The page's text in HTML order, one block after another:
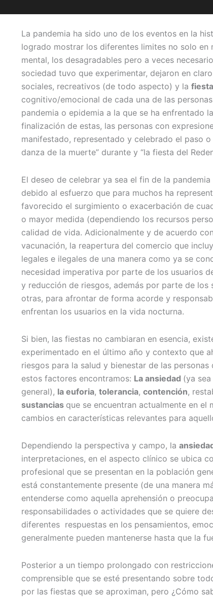
La pandemia ha sido uno de los eventos en la
logrado mostrar los diferentes limites no solo
mental, los desagradables pero a veces
sociedad tuvo que experimentar, dejaron en
sociales, recreativos (de todo aspecto) y lafiesta
cognitivo/emocional de cada una de las
pandemia o epidemia a la que se ha enfrentado
finalización de estas, las personas con
manifestado, representado y celebrado el paso
danza de la muerte” durante y “la fiesta del
El deseo de celebrar ya sea el fin de la
debido al esfuerzo que para muchos ha
favorecido el surgimiento o exacerbación de
o mayor medida (dependiendo los recursos
calidad de vida. Adicionalmente y de acuerdo
vacunación, la reapertura del comercio que
legales e ilegales de una manera como ya se
necesidad imperativa por parte de los usuarios
y reducción de riesgos, además por parte de
otras, para afrontar de forma acorde y
enfrentan los usuarios en la vida nocturna.
Si bien, las fiestas no cambiaran en esencia,
experimentado en el último año y contexto que
riesgos para la salud y bienestar de las
estos factores encontramos: La ansiedad (ya
general), la euforia,tolerancia,contención,
sustancias que se encuentran actualmente en el
cambios en características relevantes para
Dependiendo la perspectiva y campo, la
interpretaciones, en el aspecto clínico se ubica
profesional que se presentan en la población
está constantemente presente (de una manera
entenderse como aquella aprehensión o
responsabilidades o actividades que se quiere
diferentes respuestas en los pensamientos,
generalmente pueden mantenerse hasta que la
Posterior a un tiempo prolongado con
comprensible que se esté presentando sobre
por las fiestas que se aproximan, pero ¿Cómo